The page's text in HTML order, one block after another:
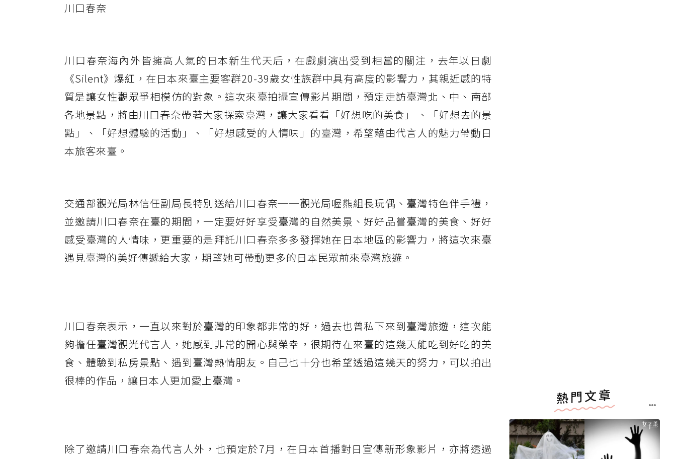
川口春奈
川口春奈海內外皆擁高人氣的日本新生代天后，在戲劇演出受到相當的關注，去年以日劇
《Silent》爆紅，在日本來臺主要客群20-39歲女性族群中具有高度的影響力，其親近感的特
質是讓女性觀眾爭相模仿的對象。這次來臺拍攝宣傳影片期間，預定走訪臺灣北、中、南部
各地景點，將由川口春奈帶著大家探索臺灣，讓大家看看「好想吃的美食」 、「好想去的景
點」、「好想體驗的活動」、「好想感受的人情味」的臺灣，希望藉由代言人的魅力帶動日
本旅客來臺。
交通部觀光局林信任副局長特別送給川口春奈──觀光局喔熊組長玩偶、臺灣特色伴手禮，
並邀請川口春奈在臺的期間，一定要好好享受臺灣的自然美景、好好品嘗臺灣的美食、好好
感受臺灣的人情味，更重要的是拜託川口春奈多多發揮她在日本地區的影響力，將這次來臺
遇見臺灣的美好傳遞給大家，期望她可帶動更多的日本民眾前來臺灣旅遊。
川口春奈表示，一直以來對於臺灣的印象都非常的好，過去也曾私下來到臺灣旅遊，這次能
夠擔任臺灣觀光代言人，她感到非常的開心與榮幸，很期待在來臺的這幾天能吃到好吃的美
食、體驗到私房景點、遇到臺灣熱情朋友。自己也十分也希望透過這幾天的努力，可以拍出
很棒的作品，讓日本人更加愛上臺灣。
除了邀請川口春奈為代言人外，也預定於7月，在日本首播對日宣傳新形象影片，亦將透過
熱門文章